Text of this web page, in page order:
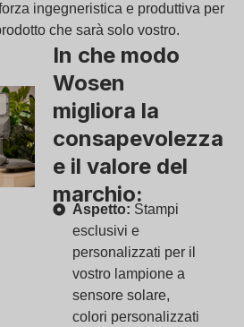
ingegneristica e produttiva per
che sarà solo vostro.
In che modo
Wosen
migliora la
consapevolezza
e il valore del
marchio:
Aspetto: Stampi
esclusivi e
personalizzati per il
vostro lampione a
sensore solare,
colori personalizzati